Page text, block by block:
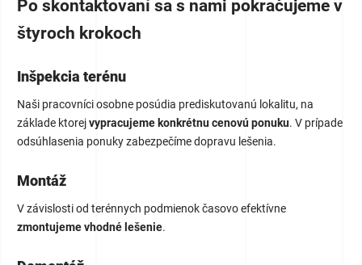
Po skontaktovaní sa s nami pokračujeme v
štyroch krokoch
Inšpekcia terénu
Naši pracovníci osobne posúdia prediskutovanú lokalitu, na
základe ktorejvypracujeme konkrétnu cenovú ponuku. V prípade
odsúhlasenia ponuky zabezpečíme dopravu lešenia.
Montáž
V závislosti od terénnych podmienok časovo efektívne
zmontujeme vhodné lešenie.